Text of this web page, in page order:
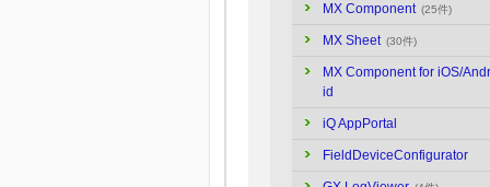
MX Component (25件)
MX Sheet (30件)
MX Component for iOS/
id
iQ AppPortal
FieldDeviceConfigurator